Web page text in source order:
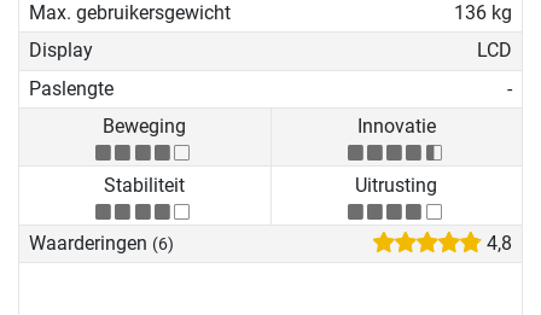
Max. gebruikersgewicht
136 kg
Display
LCD
Paslengte
-
Beweging
Innovatie
Stabiliteit Uitrusting
Waarderingen (6) 4,8